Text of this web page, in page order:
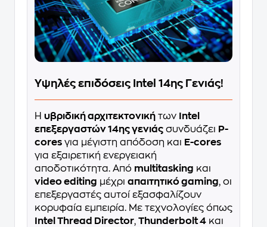
Υψηλές επιδόσεις Intel 14ης Γενιάς!
Η υβριδική αρχιτεκτονική των
Intel
επεξεργαστών 14ης γενιάς συνδυάζει P-
cores για μέγιστη απόδοση και E-cores
για εξαιρετική ενεργειακή
αποδοτικότητα. Από multitasking και
video editing μέχρι απαιτητικό gaming, οι
επεξεργαστές αυτοί εξασφαλίζουν
κορυφαία εμπειρία. Με τεχνολογίες όπως
Intel Thread Director, Thunderbolt 4 και